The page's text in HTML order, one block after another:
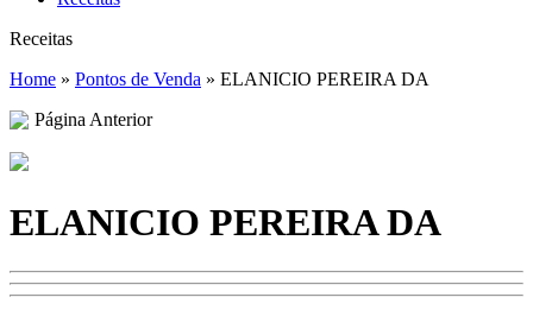
Receitas
Home » Pontos de Venda » ELANICIO PEREIRA DA
Página Anterior
ELANICIO PEREIRA DA